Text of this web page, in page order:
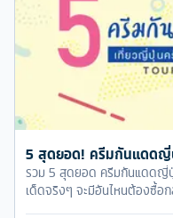
5 สุดยอด! ครีมกันแดดญี่
รวม 5 สุดยอด ครีมกันแดดญี่
เด็ดจริงๆ จะมีอันไหนต้องซื้อ